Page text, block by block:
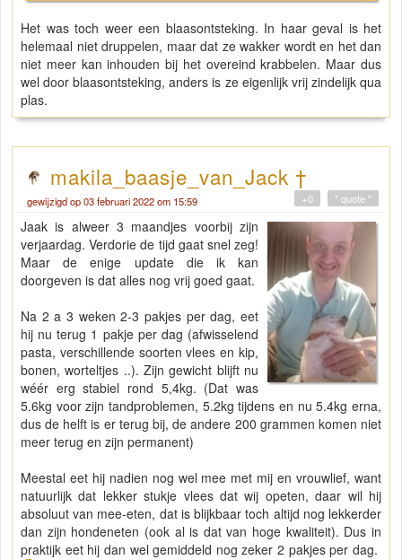
Het was toch weer een blaasontsteking. In haar geval is het
helemaal niet druppelen, maar dat ze wakker wordt en het dan
niet meer kan inhouden bij het overeind krabbelen. Maar dus
wel door blaasontsteking, anders is ze eigenlijk vrij zindelijk qua
plas.
makila_baasje_van_Jack †
gewijzigd op 03 februari 2022 om 15:59 " quote "
+0
Jaak is alweer 3 maandjes voorbij zijn
verjaardag. Verdorie de tijd gaat snel zeg!
Maar de enige update die ik kan
doorgeven is dat alles nog vrij goed gaat.
Na 2 a 3 weken 2-3 pakjes per dag, eet
hij nu terug 1 pakje per dag (afwisselend
pasta, verschillende soorten vlees en kip,
bonen, worteltjes ..). Zijn gewicht blijft nu
wéér erg stabiel rond 5,4kg. (Dat was
5.6kg voor zijn tandproblemen, 5.2kg tijdens en nu 5.4kg erna,
dus de helft is er terug bij, de andere 200 grammen komen niet
meer terug en zijn permanent)
Meestal eet hij nadien nog wel mee met mij en vrouwlief, want
natuurlijk dat lekker stukje vlees dat wij opeten, daar wil hij
absoluut van mee-eten, dat is blijkbaar toch altijd nog lekkerder
dan zijn hondeneten (ook al is dat van hoge kwaliteit). Dus in
praktijk eet hij dan wel gemiddeld nog zeker 2 pakjes per dag.